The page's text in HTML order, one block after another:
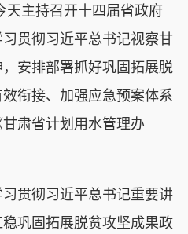
天主持召开十四届省政府
贯彻习近平总书记视察甘
安排部署抓好巩固拓展脱
衔接、加强应急预案体系
肃省计划用水管理办
贯彻习近平总书记重要讲
巩固拓展脱贫攻坚成果政